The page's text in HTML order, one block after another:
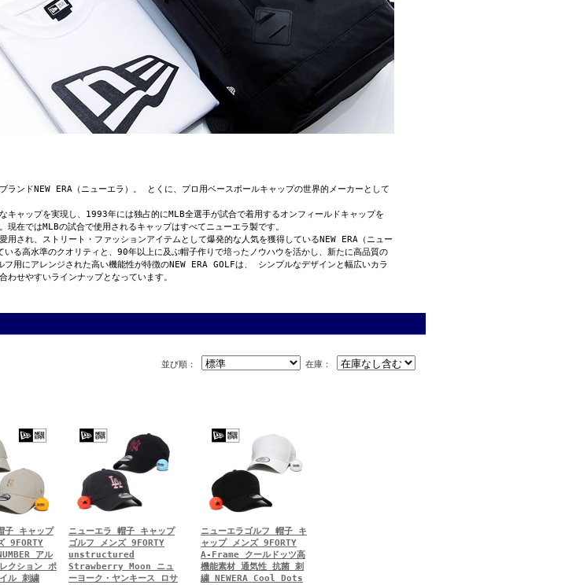
ランドNEW ERA（ニューエラ）。 とくに、プロ用ベースボールキャップの世界的メーカーとして
キャップを実現し、1993年には独占的にMLB全選手が試合で着用するオンフィールドキャップを
現在ではMLBの試合で使用されるキャップはすべてニューエラ製です。
用され、ストリート・ファッションアイテムとして爆発的な人気を獲得しているNEW ERA（ニュー
る高水準のクオリティと、90年以上に及ぶ帽子作りで培ったノウハウを活かし、新たに高品質の
用にアレンジされた高い機能性が特徴のNEW ERA GOLFは、 シンプルなデザインと幅広いカラ
わせやすいラインナップとなっています。
在庫：
並び順：
子 キャップ
9FORTY
アル
クション ポ
ル 刺繍
ニューエラ 帽子 キャップ
ゴルフ メンズ 9FORTY
unstructured
Strawberry Moon ニュ
ーヨーク・ヤンキース ロサ
ニューエラゴルフ 帽子 キ
ャップ メンズ 9FORTY
A-Frame クールドッツ高
機能素材 通気性 抗菌 刺
繍 NEWERA Cool Dots